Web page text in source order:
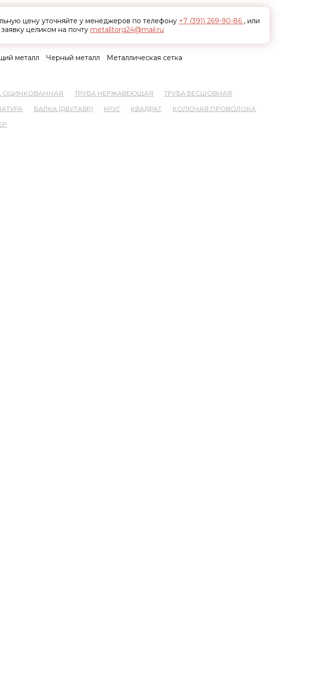
цену уточняйте у менеджеров по телефону +7 (391) 269-90-86 , или
заявку целиком на почту metalltorg24@mail.ru
металл Черный металл Металлическая сетка
ОЦИНКОВАННАЯ ТРУБА НЕРЖАВЕЮЩАЯ
ТРУБА БЕСШОВНАЯ
БАЛКА (ДВУТАВР) КРУГ КВАДРАТ
КОЛЮЧАЯ ПРОВОЛОКА